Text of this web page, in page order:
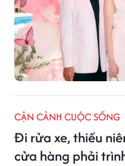
CẬN CẢNH CUỘC SỐNG
Đi rửa xe, thiếu
cửa hàng phải